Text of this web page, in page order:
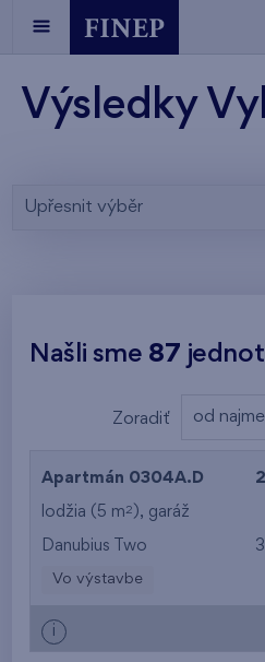
Výsledky
Upřesnit výběr
Našli sme 87
Zoradiť od
od
Apartmán 0304A.D
lodžia (5 m2 ), garáž
Danubius Two
Vo výstavbe
i